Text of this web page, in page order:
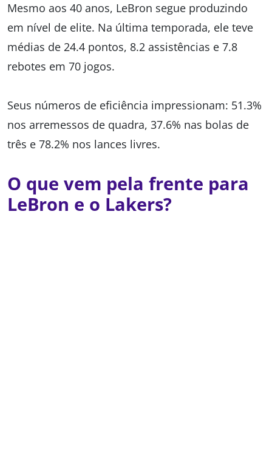
Mesmo aos 40 anos, LeBron segue produzindo
em nível de elite. Na última temporada, ele teve
médias de 24.4 pontos, 8.2 assistências e 7.8
rebotes em 70 jogos.
Seus números de eficiência impressionam: 51.3%
nos arremessos de quadra, 37.6% nas bolas de
três e 78.2% nos lances livres.
O que vem pela frente para
LeBron e o Lakers?